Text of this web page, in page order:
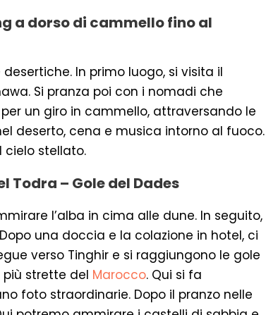
a dorso di cammello fino al
In primo luogo, si visita il
Si pranza poi con i nomadi che
un giro in cammello, attraversando le
deserto, cena e musica intorno al fuoco.
cielo stellato.
Todra – Gole del Dades
l’alba in cima alle dune. In seguito,
una doccia e la colazione in hotel, ci
verso Tinghir e si raggiungono le gole
più strette del Marocco. Qui si fa
foto straordinarie. Dopo il pranzo nelle